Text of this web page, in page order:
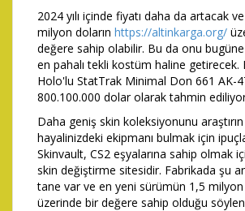
2024 yılı içinde fiyatı daha da artacak
milyon doların https://altinkarga.org/
değere sahip olabilir. Bu da onu bugüne
en pahalı tekli kostüm haline getirecek.
Holo'lu StatTrak Minimal Don 661 AK-
800.100.000 dolar olarak tahmin
Daha geniş skin koleksiyonunu
hayalinizdeki ekipmanı bulmak için
Skinvault, CS2 eşyalarına sahip olmak
skin değiştirme sitesidir. Fabrikada şu
tane var ve en yeni sürümün 1,5 milyon
üzerinde bir değere sahip olduğu